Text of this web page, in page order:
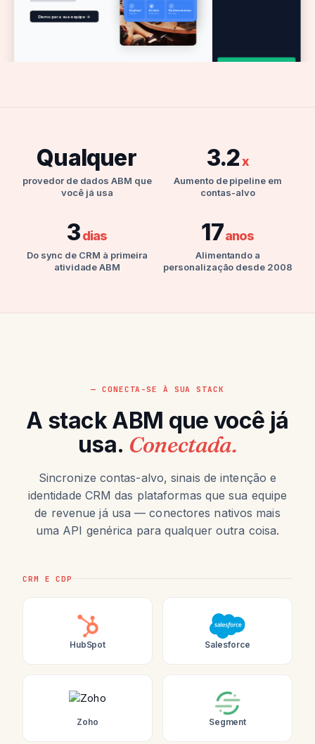
Demo para sua equipe →
+
Duplicar
Copiar
🗑
Excluir
Remover
⤢
Redimensionar
Escala
Qualquer
provedor de dados ABM que
você já usa
3.2x
Aumento de pipeline em
contas-alvo
3dias
Do sync de CRM à primeira
atividade ABM
17anos
Alimentando a
personalização desde 2008
— CONECTA-SE À SUA STACK
A stack ABM que você já
usa. Conectada.
Sincronize contas-alvo, sinais de intenção e
identidade CRM das plataformas que sua equipe
de revenue já usa — conectores nativos mais
uma API genérica para qualquer outra coisa.
CRM E CDP
HubSpot Salesforce
Zoho Segment